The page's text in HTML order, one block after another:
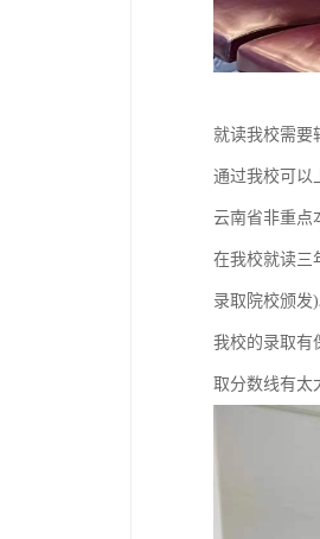
就读我校需要
通过我校可以
云南省非重点
在我校就读三
录取院校颁发)
我校的录取有
取分数线有太